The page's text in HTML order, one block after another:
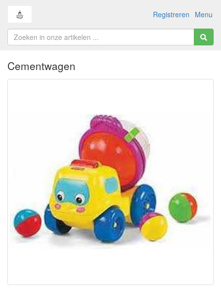
Menu
Registreren
Cementwagen